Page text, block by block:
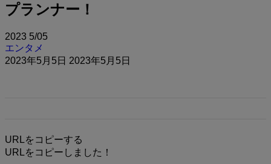
プランナー！
2023 5/05
エンタメ
2023年5月5日 2023年5月5日
URLをコピーする
URLをコピーしました！